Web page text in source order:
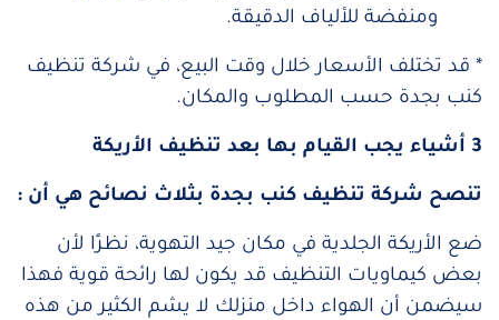
ومنفضة للألياف الدقيقة.
* قد تختلف الأسعار خلال وقت البيع، في شركة تنظيف
كنب بجدة حسب المطلوب والمكان.
3 أشياء يجب القيام بها بعد تنظيف الأريكة
تنصح شركة تنظيف كنب بجدة بثلاث نصائح هي أن :
ضع الأريكة الجلدية في مكان جيد التهوية، نظرًا لأن
بعض كيماويات التنظيف قد يكون لها رائحة قوية فهذا
سيضمن أن الهواء داخل منزلك لا يشم الكثير من هذه